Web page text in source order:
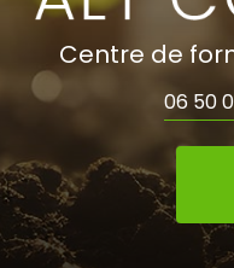
Centre de
06 50